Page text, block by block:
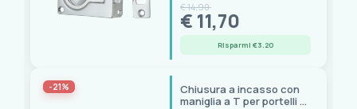
€ 14,90
€ 11,70
Risparmi €3.20
-21%
Chiusura a incasso con
maniglia a T per portelli e